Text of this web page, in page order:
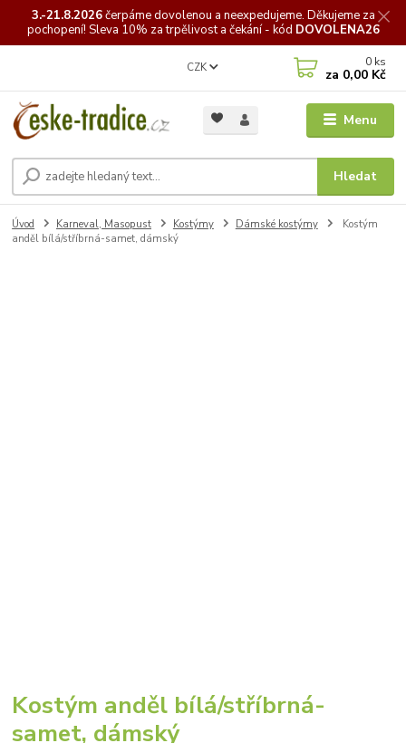
3.-21.8.2026čerpámedovolenou a neexpedujeme. Děkujeme za
pochopení! Sleva 10% za trpělivost a čekání - kód DOVOLENA26
Menu
CZK
Hledat
0 ks
za 0,00 Kč
Úvod Karneval, Masopust Kostýmy Dámské kostýmy
Kostým
anděl bílá/stříbrná-samet, dámský
Kostým anděl bílá/stříbrná-
samet, dámský